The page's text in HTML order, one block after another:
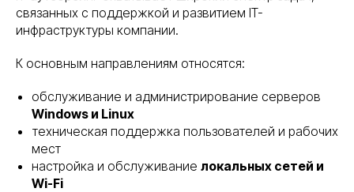
связанных с поддержкой и развитием IT-
инфраструктуры компании.
К основным направлениям относятся:
обслуживание и администрирование серверов
Windows и Linux
техническая поддержка пользователей и рабочих
мест
настройка и обслуживание локальных сетей и
Wi-Fi